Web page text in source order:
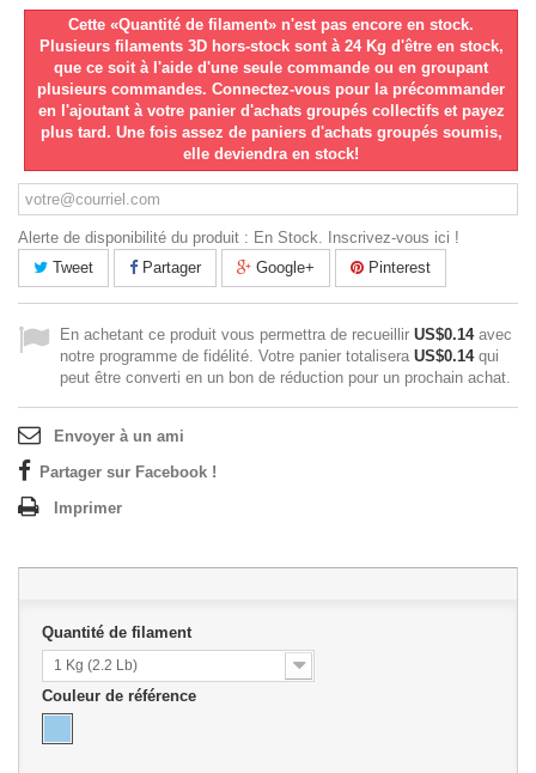
Cette «Quantité de filament» n'est pas encore en stock.
Plusieurs filaments 3D hors-stock sont à 24 Kg d'être en stock,
que ce soit à l'aide d'une seule commande ou en groupant
plusieurs commandes. Connectez-vous pour la précommander
en l'ajoutant à votre panier d'achats groupés collectifs et payez
plus tard. Une fois assez de paniers d'achats groupés soumis,
elle deviendra en stock!
Alerte de disponibilité du produit : En Stock. Inscrivez-vous ici !
Tweet
Partager Google+ Pinterest
En achetant ce produit vous permettra de recueillir US$0.14avec
notre programme de fidélité. Votre panier totalisera US$0.14qui
peut être converti en un bon de réduction pour un prochain achat.
Envoyer à un ami
Partager sur Facebook !
Imprimer
Quantité de filament
1 Kg (2.2 Lb)
Couleur de référence